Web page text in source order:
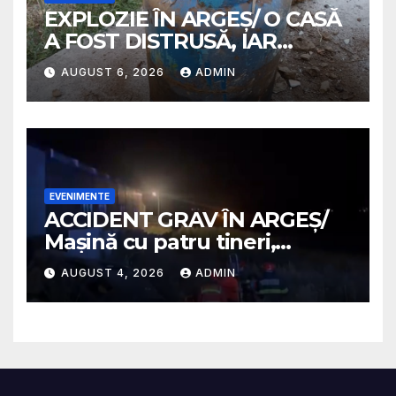
EXPLOZIE ÎN ARGEȘ/ O CASĂ
A FOST DISTRUSĂ, IAR
PROPRIETARA A SUFERIT
ARSURI GRAVE
AUGUST 6, 2026 ADMIN
EVENIMENTE
ACCIDENT GRAV ÎN ARGEȘ/
Mașină cu patru tineri,
răsturnată pe un câmp la
Micești/ Doi sunt în stare
gravă
AUGUST 4, 2026 ADMIN